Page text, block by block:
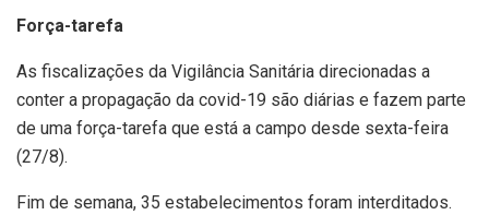
Força-tarefa
As fiscalizações da Vigilância Sanitária direcionadas a
conter a propagação da covid-19 são diárias e fazem parte
de uma força-tarefa que está a campo desde sexta-feira
(27/8).
Fim de semana, 35 estabelecimentos foram interditados.